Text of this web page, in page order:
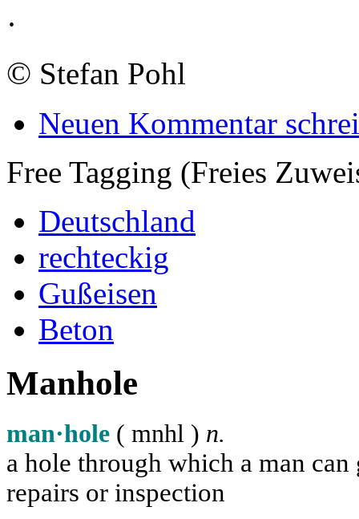
·
© Stefan Pohl
Neuen Kommentar
Free Tagging (Freies
Deutschland
rechteckig
Gußeisen
Beton
Manhole
man·hole ( mnhl ) n.
a hole through which a man
repairs or inspection